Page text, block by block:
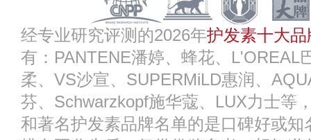
经专业研究评测的2026年护发素十大
有：PANTENE潘婷、蜂花、L'OREAL
柔、VS沙宣、SUPERMiLD惠润、
芬、Schwarzkopf施华蔻、LUX力士等
和著名护发素品牌名单的是口碑好或